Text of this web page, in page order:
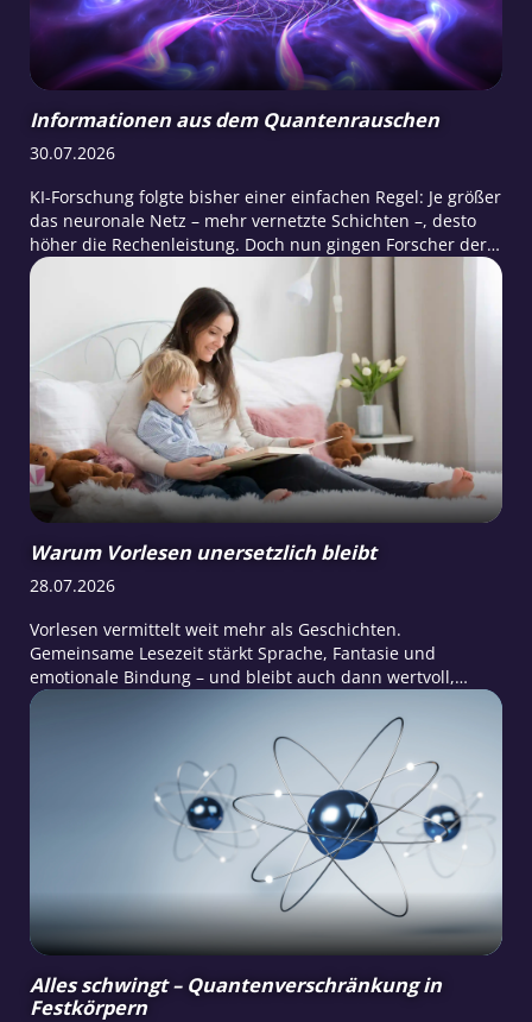
Informationen aus dem Quantenrauschen
30.07.2026
KI-Forschung folgte bisher einer einfachen Regel: Je größer
das neuronale Netz – mehr vernetzte Schichten –, desto
höher die Rechenleistung. Doch nun gingen Forscher der
University of Science and Technology of China den
entgegengesetzten Weg. Sie verwendeten …
Warum Vorlesen unersetzlich bleibt
28.07.2026
Vorlesen vermittelt weit mehr als Geschichten.
Gemeinsame Lesezeit stärkt Sprache, Fantasie und
emotionale Bindung – und bleibt auch dann wertvoll,
wenn Kinder längst selbst lesen können.
Alles schwingt – Quantenverschränkung in
Festkörpern